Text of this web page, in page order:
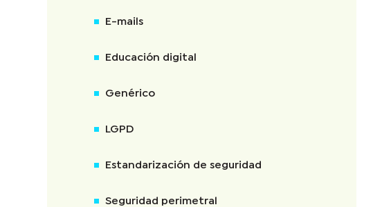
E-mails
Educación digital
Genérico
LGPD
Estandarización de seguridad
Seguridad perimetral